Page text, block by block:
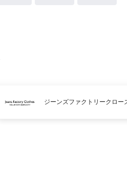
ジーンズファクトリークロー